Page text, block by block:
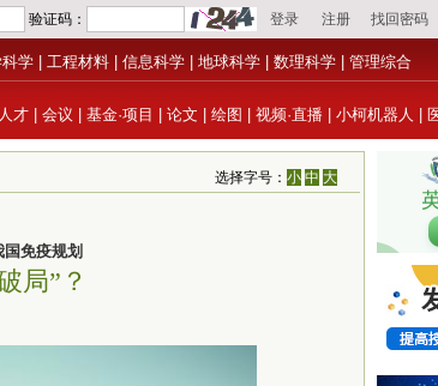
学 工程材料 信息科学 地球科学 数理科学 管理综合
人才 会议 基金·项目 论文 绘图 视频·直播 小柯机器人
选择字号：小 中 大
免疫规划
局”？